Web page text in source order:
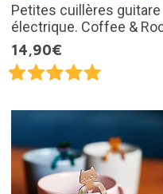
Petites cuillères guitare
électrique. Coffee &
14,90€